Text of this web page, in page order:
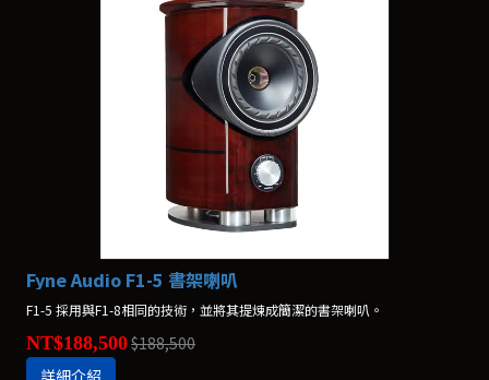
Fyne Audio F1-5 書架喇叭
F1-5 採用與F1-8相同的技術，並將其提煉成簡潔的書架喇叭。
NT$188,500$188,500
詳細介紹